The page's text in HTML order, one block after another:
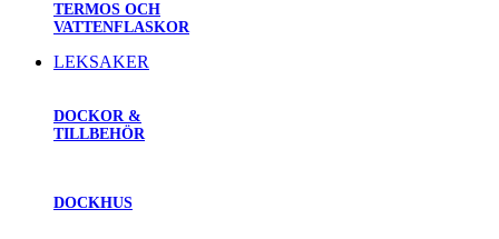
TERMOS OCH
VATTENFLASKOR
LEKSAKER
DOCKOR &
TILLBEHÖR
DOCKHUS